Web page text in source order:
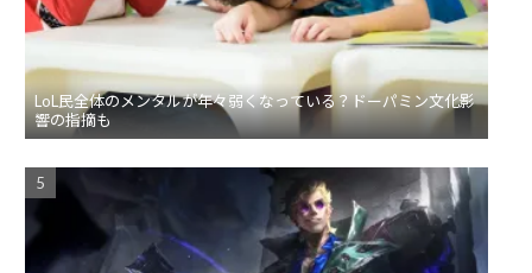
LoL民全体のメンタルが年々弱くなっている？ドーパミン文化影
響の指摘も